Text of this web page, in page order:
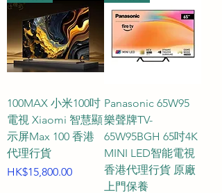
100MAX 小米100吋
電視 Xiaomi 智慧顯
示屏Max 100 香港
代理行貨
價格
HK$15,800.00
Panasonic 65W95
樂聲牌TV-
65W95BGH 65吋4K
MINI LED智能電視
香港代理行貨 原廠
上門保養